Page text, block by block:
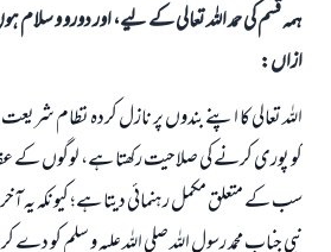
ہمہ قسم کی حمد اللہ تعالی کے لیے، اور دورو و سلام
ازاں:
اللہ تعالی کا اپنے بندوں پر نازل کردہ نظام
کو پوری کرنے کی صلاحیت رکھتا ہے، لوگوں کے
سب کے متعلق مکمل رہنمائی دیتا ہے؛ کیونکہ